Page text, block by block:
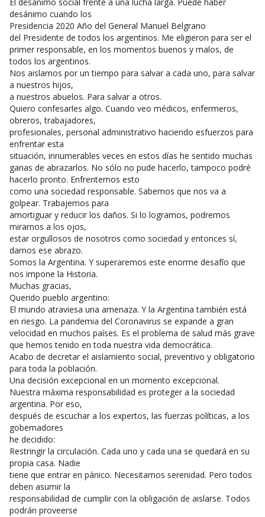
desánimo cuando los
Presidencia 2020 Año del General Manuel Belgrano
del Presidente de todos los argentinos. Me eligieron para ser el
primer responsable, en los momentos buenos y malos, de
todos los argentinos.
Nos aislamos por un tiempo para salvar a cada uno, para salvar
a nuestros hijos,
a nuestros abuelos. Para salvar a otros.
Quiero confesarles algo. Cuando veo médicos, enfermeros,
obreros, trabajadores,
profesionales, personal administrativo haciendo esfuerzos para
enfrentar esta
situación, innumerables veces en estos días he sentido muchas
ganas de abrazarlos. No sólo no pude hacerlo, tampoco podré
hacerlo pronto. Enfrentemos esto
como una sociedad responsable. Sabemos que nos va a
golpear. Trabajemos para
amortiguar y reducir los daños. Si lo logramos, podremos
mirarnos a los ojos,
estar orgullosos de nosotros como sociedad y entonces sí,
darnos ese abrazo.
Somos la Argentina. Y superaremos este enorme desafío que
nos impone la Historia.
Muchas gracias,
Querido pueblo argentino:
El mundo atraviesa una amenaza. Y la Argentina también está
en riesgo. La pandemia del Coronavirus se expande a gran
velocidad en muchos países. Es el problema de salud más grave
que hemos tenido en toda nuestra vida democrática.
Acabo de decretar el aislamiento social, preventivo y obligatorio
para toda la población.
Una decisión excepcional en un momento excepcional.
Nuestra máxima responsabilidad es proteger a la sociedad
argentina. Por eso,
después de escuchar a los expertos, las fuerzas políticas, a los
gobernadores
he decidido:
Restringir la circulación. Cada uno y cada una se quedará en su
propia casa. Nadie
tiene que entrar en pánico. Necesitamos serenidad. Pero todos
deben asumir la
responsabilidad de cumplir con la obligación de aislarse. Todos
podrán proveerse